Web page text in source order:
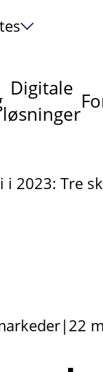
Digitale
løsninger
2023: Tre
|22